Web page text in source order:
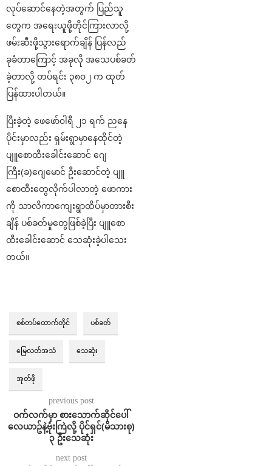
လုပ်ဆောင်နေတဲ့အတွက် ပြည်သူ
တွေက အရေးယူဖို့တိုင်ကြားလာလို့
ဖမ်းဆီးဖို့သွားရောက်ချိန် ပြန်လည်
ခုခံတာကြောင့် အခုလို အသေပစ်ခတ်
ခဲ့တာလို့ တပ်ရင်း ၃၈၀၂ က ထုတ်
ပြန်ထားပါတယ်။
ပြီးခဲ့တဲ့ ဖေဖော်၀ါရီ ၂၁ ရက် ညနေ
ပိုင်းမှာလည်း ရှမ်းရွာမှာနေထိုင်တဲ့
ပျူစောထီးခေါင်းဆောင် ဂျေ
ကြီး(ခ)ဂျေမောင် ဦးဆောင်တဲ့ ပျူ
စောထီးတွေလိုက်ပါလာတဲ့ ဖောကား
ကို သာလိကာကျေးရွာထိပ်မှာတားစီး
ချိန် ပစ်ခတ်မှုတွေဖြစ်ခဲ့ပြီး ပျူစော
ထီးခေါင်းဆောင် သေဆုံးခဲ့ပါသေး
တယ်။
စစ်တပ်ထောက်တိုင် ပစ်ခတ်
မြေလတ်အသံ သေဆုံး
အုတ်ဖို
previous post
ဝက်လက်မှာ စားသောက်ဆိုင်ပေါ်
လေယာဥ်နဲ့ဗုံးကြဲလို့ ပိုင်ရှင်(မိသားစု)
၃ ဦးသေဆုံး
next post